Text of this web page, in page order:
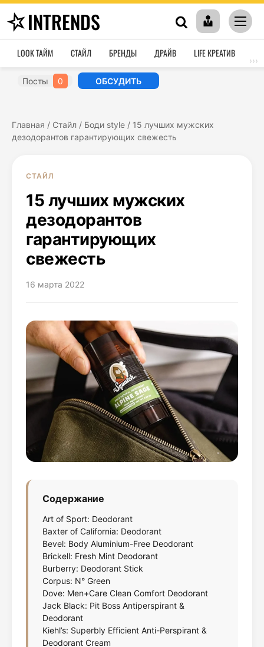
INTRENDS
LOOK ТАЙМ СТАЙЛ БРЕНДЫ ДРАЙВ LIFE КРЕАТИВ
›››
Посты 0 ОБСУДИТЬ
Главная / Стайл / Боди style / 15 лучших мужских
дезодорантов гарантирующих свежесть
СТАЙЛ
15 лучших мужских
дезодорантов
гарантирующих
свежесть
16 марта 2022
Содержание
Art of Sport: Deodorant
Baxter of California: Deodorant
Bevel: Body Aluminium-Free Deodorant
Brickell: Fresh Mint Deodorant
Burberry: Deodorant Stick
Corpus: N° Green
Dove: Men+Care Clean Comfort Deodorant
Jack Black: Pit Boss Antiperspirant &
Deodorant
Kiehl’s: Superbly Efficient Anti-Perspirant &
Deodorant Cream